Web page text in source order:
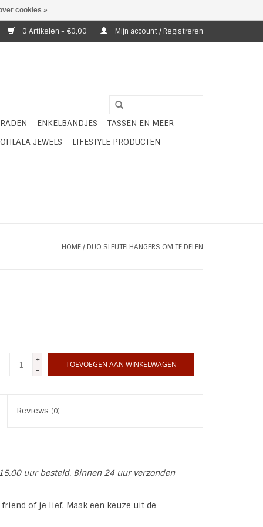
0 Artikelen - €0,00 Mijn account / Registreren
ENKELBANDJES
TASSEN EN MEER
OHLALA JEWELS
LIFESTYLE PRODUCTEN
HOME/ DUO SLEUTELHANGERS OM TE DELEN
+
-
TOEVOEGEN AAN WINKELWAGEN
Reviews (0)
uur besteld. Binnen 24 uur verzonden
of je lief. Maak een keuze uit de
cookies »